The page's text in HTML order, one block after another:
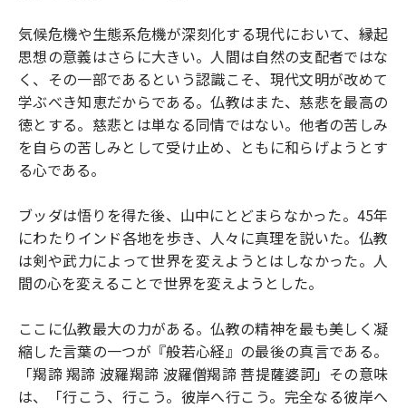
気候危機や生態系危機が深刻化する現代において、縁起
思想の意義はさらに大きい。人間は自然の支配者ではな
く、その一部であるという認識こそ、現代文明が改めて
学ぶべき知恵だからである。仏教はまた、慈悲を最高の
徳とする。慈悲とは単なる同情ではない。他者の苦しみ
を自らの苦しみとして受け止め、ともに和らげようとす
る心である。
ブッダは悟りを得た後、山中にとどまらなかった。45年
にわたりインド各地を歩き、人々に真理を説いた。仏教
は剣や武力によって世界を変えようとはしなかった。人
間の心を変えることで世界を変えようとした。
ここに仏教最大の力がある。仏教の精神を最も美しく凝
縮した言葉の一つが『般若心経』の最後の真言である。
「羯諦 羯諦 波羅羯諦 波羅僧羯諦 菩提薩婆訶」その意味
は、「行こう、行こう。彼岸へ行こう。完全なる彼岸へ